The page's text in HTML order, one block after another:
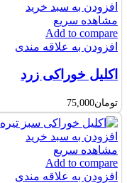
افزودن به سبد خرید
مشاهده سریع
Add to compare
افزودن به علاقه مندی
اکلیل خوراکی زرد
تومان75,000
افزودن به سبد خرید
مشاهده سریع
Add to compare
افزودن به علاقه مندی